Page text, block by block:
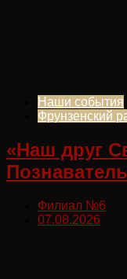
Наши события
Фрунзенский
«Наш друг
Филиал №6
07.08.2026